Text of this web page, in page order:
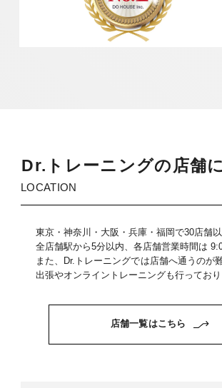
Dr. ト レーニ ングの店舗に
LOCATION
東京・神奈川・大阪・兵庫・福岡で30店舗以
全店舗駅から5分以内、各店舗営業時間は
また、Dr.トレーニングでは店舗へ通うのが
出張やオンライントレーニングも行っており
店舗一覧はこちら